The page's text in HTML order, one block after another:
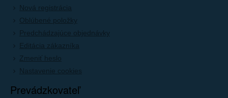
Nová registrácia
Oblúbené položky
Predchádzajúce objednávky
Editácia zákazníka
Zmeniť heslo
Nastavenie cookies
Prevádzkovateľ